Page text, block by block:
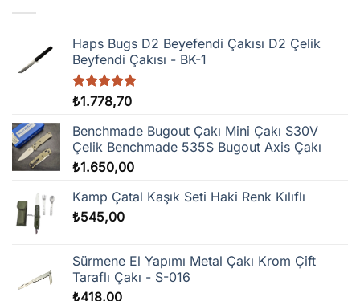
Haps Bugs D2 Beyefendi Çakısı D2 Çelik
Beyfendi Çakısı - BK-1
5 üzerinden
oy
aldı
₺1.778,70
Benchmade Bugout Çakı Mini Çakı S30V
Çelik Benchmade 535S Bugout Axis Çakı
₺1.650,00
Kamp Çatal Kaşık Seti Haki Renk Kılıflı
₺545,00
Sürmene El Yapımı Metal Çakı Krom Çift
Taraflı Çakı - S-016
₺418,00